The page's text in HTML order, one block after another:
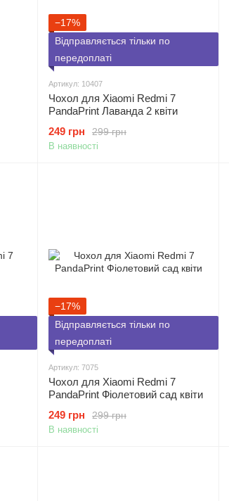
−17%
Відправляється тільки по
передоплаті
Артикул: 10407
Чохол для Xiaomi Redmi 7
PandaPrint Лаванда 2 квіти
299 грн
249 грн
В наявності
−17%
Відправляється тільки по
передоплаті
Артикул: 7075
Чохол для Xiaomi Redmi 7
PandaPrint Фіолетовий сад квіти
299 грн
249 грн
В наявності